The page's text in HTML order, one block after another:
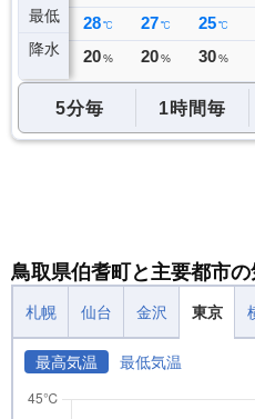
最低
降水
25 ℃
0 ミリ
28 ℃
20 %
27 ℃
20 %
25 ℃
30 %
5分毎 1時間毎
鳥取県伯耆町と主要都市
札幌 仙台 金沢 東京
最高気温 最低気温